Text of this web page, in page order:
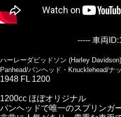
----- 車両
ハーレーダビッドソン (Harley Davidson)
Panhead/パンヘッド・Knucklehead/ナ
1948 FL 1200
1200cc ほぼオリジナル
パンヘッドで唯一のスプリンガ